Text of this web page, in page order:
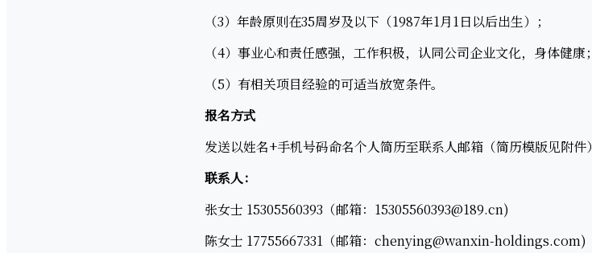
（3）年龄原则在35周岁及以下（1987年1月1日以后出生）；
（4）事业心和责任感强，工作积极，认同公司企业文化，身体健康；
（5）有相关项目经验的可适当放宽条件。
报名方式
发送以姓名+手机号码命名个人简历至联系人邮箱（简历模版见附件）
联系人：
张女士 15305560393（邮箱：15305560393@189.cn)
陈女士 17755667331（邮箱：chenying@wanxin-holdings.com)